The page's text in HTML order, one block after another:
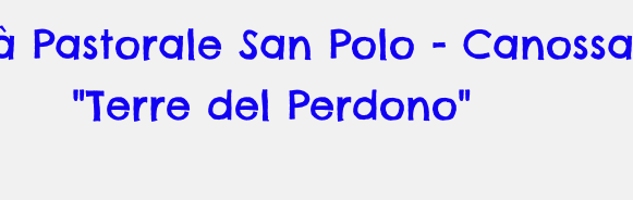
Pastorale San Polo - Canossa
"Terre del Perdono"